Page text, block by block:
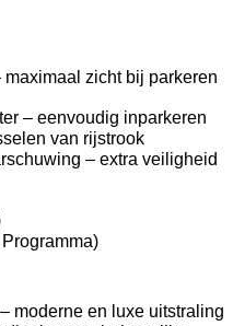
zicht bij parkeren
– eenvoudig inparkeren
van rijstrook
– extra veiligheid
moderne en luxe uitstraling